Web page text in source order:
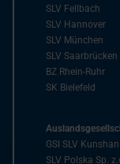
SLV Fellbach
SLV Hannover
SLV München
SLV Saarbrücken
BZ Rhein-Ruhr
SK Bielefeld
GSI SLV Kunshan
SLV Polska Sp.